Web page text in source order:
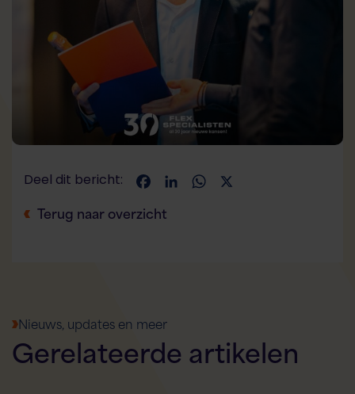
Deel dit bericht: FacebookLinkedInWhatsApp
Terug naar overzicht
Nieuws, updates en meer
Gerelateerde artikelen